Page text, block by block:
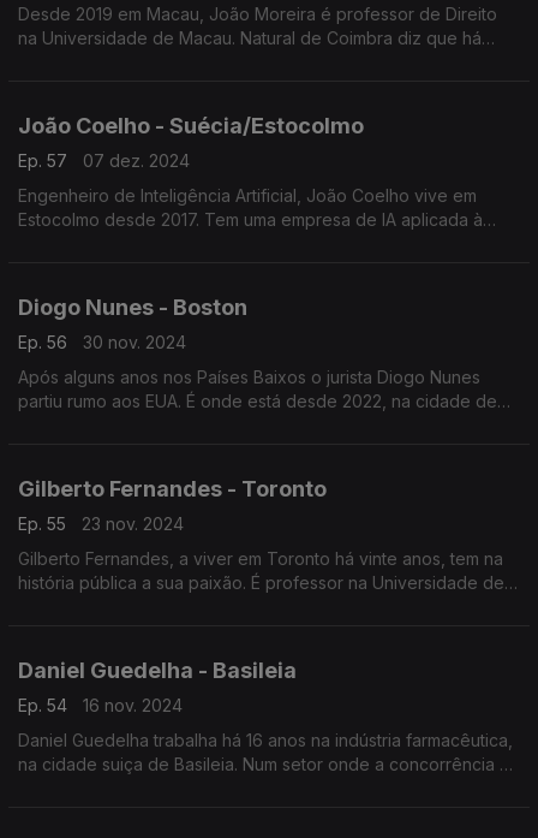
Desde 2019 em Macau, João Moreira é professor de Direito
na Universidade de Macau. Natural de Coimbra diz que há
João Coelho - Suécia/Estocolmo
Ep. 57
07 dez. 2024
Engenheiro de Inteligência Artificial, João Coelho vive em
Estocolmo desde 2017. Tem uma empresa de IA aplicada à
Diogo Nunes - Boston
Ep. 56
30 nov. 2024
Após alguns anos nos Países Baixos o jurista Diogo Nunes
partiu rumo aos EUA. É onde está desde 2022, na cidade de
Gilberto Fernandes - Toronto
Ep. 55
23 nov. 2024
Gilberto Fernandes, a viver em Toronto há vinte anos, tem na
história pública a sua paixão. É professor na Universidade de
Daniel Guedelha - Basileia
Ep. 54
16 nov. 2024
Daniel Guedelha trabalha há 16 anos na indústria farmacêutica,
na cidade suiça de Basileia. Num setor onde a concorrência é